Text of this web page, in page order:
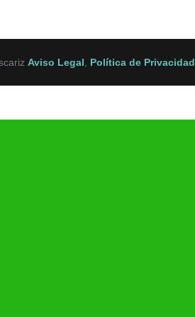
Aviso Legal Política de Privacidad